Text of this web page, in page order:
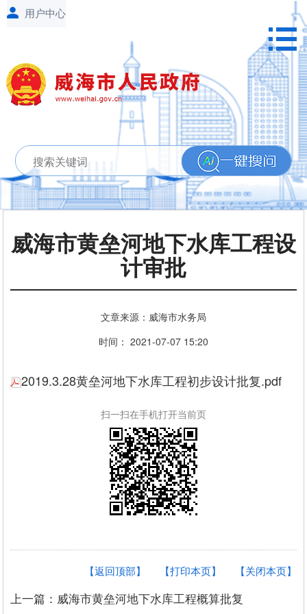
威海市黄垒河地下水库工程设
计审批
文章来源：威海市水务局
时间： 2021-07-07 15:20
2019.3.28黄垒河地下水库工程初步设计批复.pdf
扫一扫在手机打开当前页
【关闭本页】
【打印本页】
【返回顶部】
上一篇：威海市黄垒河地下水库工程概算批复